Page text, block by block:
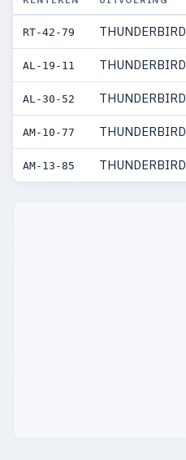
RT-42-79 THUNDERBIRD
AL-19-11 THUNDERBIRD
AL-30-52 THUNDERBIRD
AM-10-77 THUNDERBIRD
AM-13-85 THUNDERBIRD